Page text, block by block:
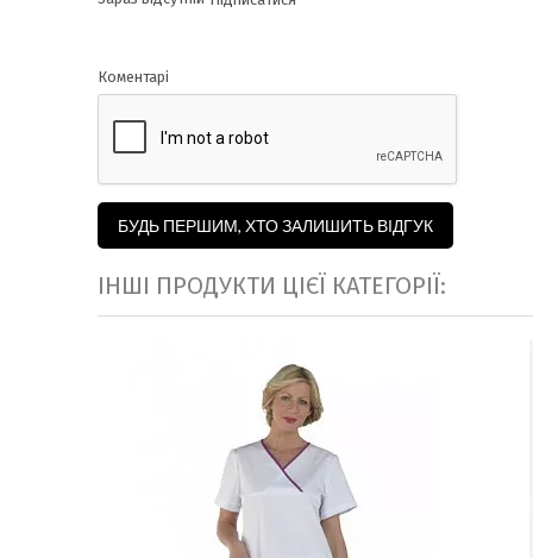
Коментарі
БУДЬ ПЕРШИМ, ХТО ЗАЛИШИТЬ ВІДГУК
ІНШІ ПРОДУКТИ ЦІЄЇ КАТЕГОРІЇ: